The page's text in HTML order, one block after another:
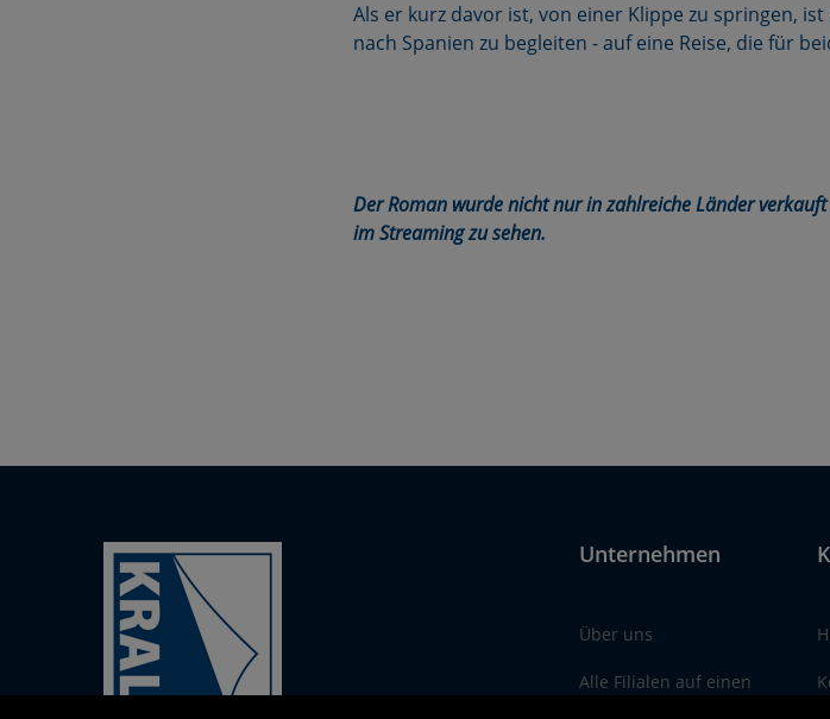
Als er kurz davor ist, von einer Klippe zu springen,
nach Spanien zu begleiten - auf eine Reise, die für
Der Roman wurde nicht nur in zahlreiche Länder
im Streaming zu sehen.
Unternehmen
Über uns
Alle Filialen auf einen